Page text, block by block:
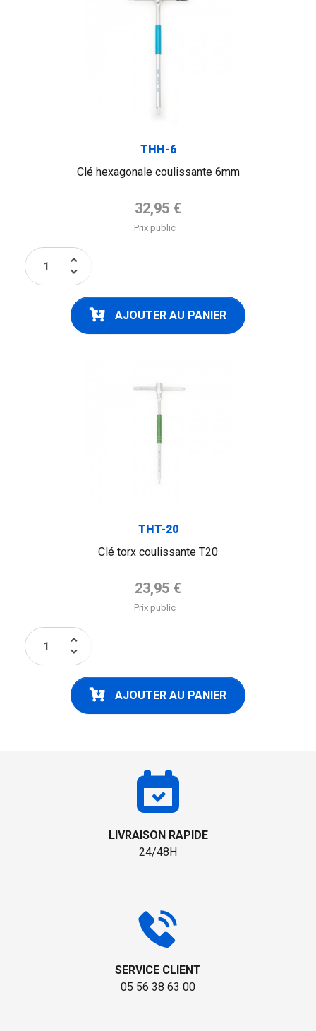
THH-6
Clé hexagonale coulissante 6mm
Prix de base
32,95 €
Prix public
keyboard_arrow_up
keyboard_arrow_down
AJOUTER AU PANIER
THT-20
Clé torx coulissante T20
Prix de base
23,95 €
Prix public
keyboard_arrow_up
keyboard_arrow_down
AJOUTER AU PANIER
LIVRAISON RAPIDE
24/48H
SERVICE CLIENT
05 56 38 63 00